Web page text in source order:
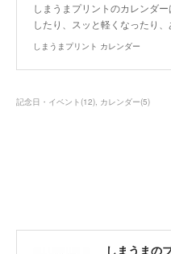
しまうまプリントのカレンダ
したり、スッと軽くなったり
しまうまプリント カレンダー
記念日・イベント (12) カレンダー(5)
しまうまの